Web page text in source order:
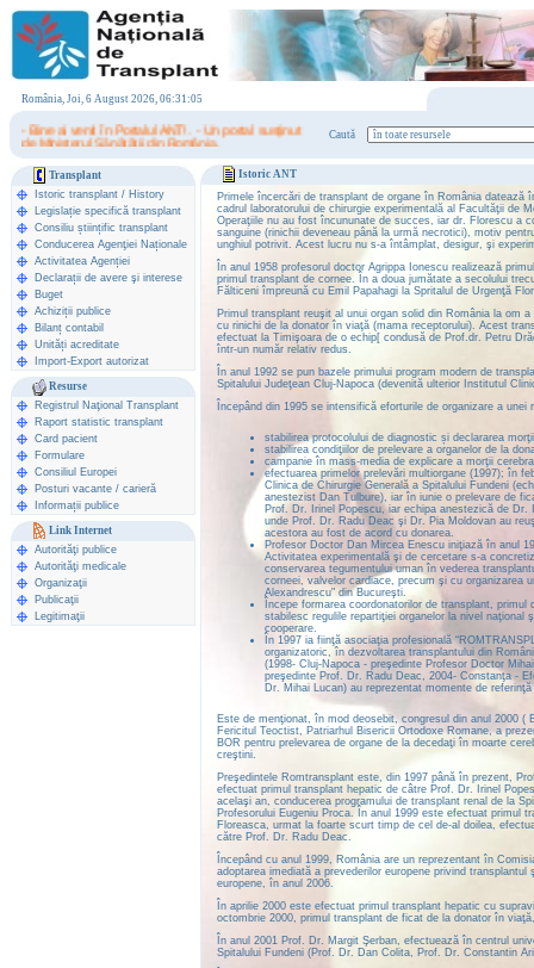
România, Joi, 6 August 2026, 06:31:05
- Bine ai venit în Portalul ANT! . - Un portal susţinut
de Ministerul Sănătăţii din România.
Caută
Transplant
Istoric transplant / History
Legislație specifică transplant
Consiliu științific transplant
Conducerea Agenţiei Naționale
Activitatea Agenției
Declarații de avere şi interese
Buget
Achiziții publice
Bilanț contabil
Unități acreditate
Import-Export autorizat
Resurse
Registrul Naţional Transplant
Raport statistic transplant
Card pacient
Formulare
Consiliul Europei
Posturi vacante / carieră
Informații publice
Link Internet
Autorităţi publice
Autorităţi medicale
Organizaţii
Publicaţii
Legitimaţii
Istoric ANT
Primele încercări de transplant de organe în România
cadrul laboratorului de chirurgie experimentală al Facultăţii de
Operaţiile nu au fost încununate de succes, iar dr. Florescu a
sanguine (rinichii deveneau până la urmă necrotici), motiv
unghiul potrivit. Acest lucru nu s-a întâmplat, desigur, şi
În anul 1958 profesorul doctor Agrippa Ionescu realizează
primul transplant de cornee. În a doua jumătate a secolului
Fălticeni împreună cu Emil Papahagi la Spritalul de Urgenţă
Primul transplant reuşit al unui organ solid din România la om
cu rinichi de la donator în viaţă (mama receptorului). Acest
efectuat la Timişoara de o echip[ condusă de Prof.dr. Petru
într-un număr relativ redus.
În anul 1992 se pun bazele primului program modern de
Spitalului Judeţean Cluj-Napoca (devenită ulterior Institutul
Începând din 1995 se intensifică eforturile de organizare a
stabilirea protocolului de diagnostic și declararea
stabilirea condiţiilor de prelevare a organelor de la
campanie în mass-media de explicare a morţii
efectuarea primelor prelevări multiorgane (1997); în
Clinica de Chirurgie Generală a Spitalului Fundeni
anestezist Dan Tulbure), iar în iunie o prelevare de
Prof. Dr. Irinel Popescu, iar echipa anestezică de
unde Prof. Dr. Radu Deac şi Dr. Pia Moldovan au
acestora au fost de acord cu donarea.
Profesor Doctor Dan Mircea Enescu iniţiază în anul
Activitatea experimentală şi de cercetare s-a
conservarea tegumentului uman în vederea
corneei, valvelor cardiace, precum şi cu organizarea
Alexandrescu" din Bucureşti.
Începe formarea coordonatorilor de transplant,
stabilesc regulile repartiţiei organelor la nivel naţional
cooperare.
În 1997 ia fiinţă asociaţia profesională
organizatoric, în dezvoltarea transplantului din
(1998- Cluj-Napoca - preşedinte Profesor Doctor
preşedinte Prof. Dr. Radu Deac, 2004- Constanţa -
Dr. Mihai Lucan) au reprezentat momente de
Este de menţionat, în mod deosebit, congresul din anul 2000
Fericitul Teoctist, Patriarhul Bisericii Ortodoxe Romane, a
BOR pentru prelevarea de organe de la decedaţi în moarte
creştini.
Preşedintele Romtransplant este, din 1997 până în prezent,
efectuat primul transplant hepatic de câtre Prof. Dr. Irinel
acelaşi an, conducerea programului de transplant renal de la
Profesorului Eugeniu Proca. În anul 1999 este efectuat primul
Floreasca, urmat la foarte scurt timp de cel de-al doilea,
către Prof. Dr. Radu Deac.
Începând cu anul 1999, România are un reprezentant în
adoptarea imediată a prevederilor europene privind
europene, în anul 2006.
În aprilie 2000 este efectuat primul transplant hepatic cu
octombrie 2000, primul transplant de ficat de la donator în
În anul 2001 Prof. Dr. Margit Şerban, efectuează în centrul
Spitalului Fundeni (Prof. Dr. Dan Colita, Prof. Dr. Constantin